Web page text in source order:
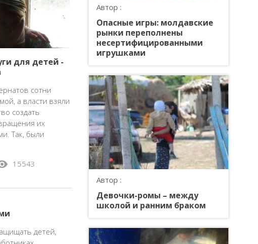
для детей -
сотни
а власти взяли
создать
их
Так, были
15543
детей,
Автор :
Опасные игры: молдавские
рынки переполнены
несертифицированными
игрушками
Автор :
Девочки-ромы – между
школой и ранним браком